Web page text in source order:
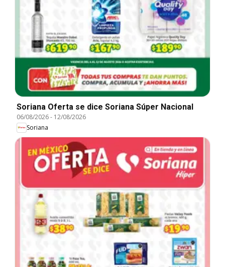
Soriana Oferta se dice Soriana Súper Nacional
06/08/2026- 12/08/2026
Soriana